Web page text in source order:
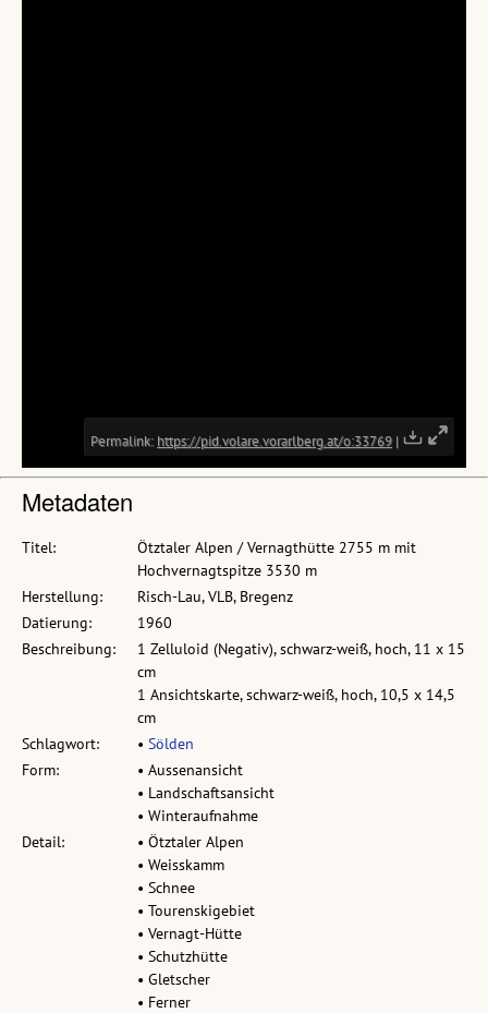
Metadaten
Titel:
Ötztaler Alpen / Vernagthütte 2755 m mit
Hochvernagtspitze 3530 m
Herstellung:
Risch-Lau, VLB, Bregenz
Datierung:
1960
Beschreibung:
1 Zelluloid (Negativ), schwarz-weiß, hoch, 11 x 15
cm
1 Ansichtskarte, schwarz-weiß, hoch, 10,5 x 14,5
cm
Schlagwort:
• Sölden
Form:
• Aussenansicht
• Landschaftsansicht
• Winteraufnahme
Detail:
• Ötztaler Alpen
• Weisskamm
• Schnee
• Tourenskigebiet
• Vernagt-Hütte
• Schutzhütte
• Gletscher
• Ferner